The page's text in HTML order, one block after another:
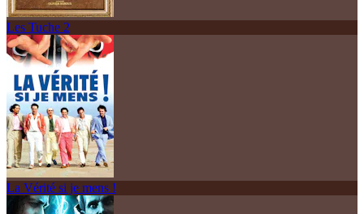
Les Tuche 2
La Vérité si je mens !